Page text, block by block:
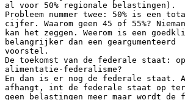
al voor 50% regionale belastingen).
Probleem nummer twee: 50% is een
cijfer. Waarom geen 45 of 55%?
kan het zeggen. Weerom is een
belangrijker dan een geargumenteerd
voorstel.
De toekomst van de federale staat:
alimentatie-federalisme?
En dan is er nog de federale staat.
afhangt, int de federale staat op
geen belastingen meer maar wordt de